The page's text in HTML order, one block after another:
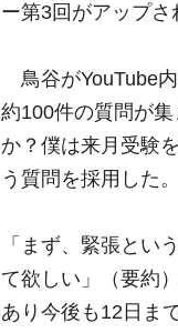
ー第3回がアップさ
鳥谷がYouTube
約100件の質問が
か？僕は来月受験
う質問を採用した。
「まず、緊張とい
て欲しい」（要約
あり今後も12日ま